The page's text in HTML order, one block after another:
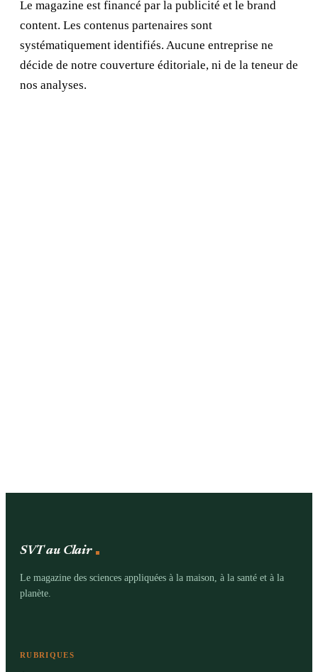
Le magazine est financé par la publicité et le brand
content. Les contenus partenaires sont
systématiquement identifiés. Aucune entreprise ne
décide de notre couverture éditoriale, ni de la teneur de
nos analyses.
SVT au Clair
Le magazine des sciences appliquées à la maison, à la santé et à la
planète.
RUBRIQUES